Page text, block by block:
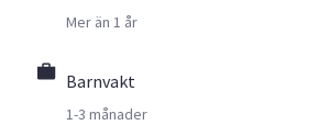
Mer än 1 år
Barnvakt
1-3 månader